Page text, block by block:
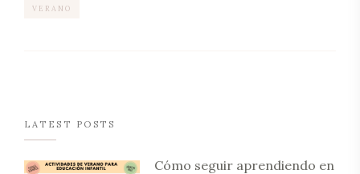
VERANO
LATEST POSTS
Cómo seguir aprendiendo en